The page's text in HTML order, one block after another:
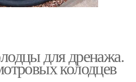
для дренажа.
колодцев